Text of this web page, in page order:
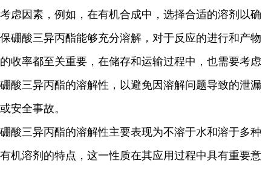
考虑因素，例如，在有机合成中，选择合适的溶剂以确
保硼酸三异丙酯能够充分溶解，对于反应的进行和产物
的收率都至关重要，在储存和运输过程中，也需要考虑
硼酸三异丙酯的溶解性，以避免因溶解问题导致的泄漏
或安全事故。
硼酸三异丙酯的溶解性主要表现为不溶于水和溶于多种
有机溶剂的特点，这一性质在其应用过程中具有重要意